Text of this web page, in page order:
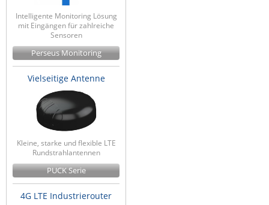
Intelligente Monitoring Lösung
mit Eingängen für zahlreiche
Sensoren
Perseus Monitoring
Vielseitige Antenne
Kleine, starke und flexible LTE
Rundstrahlantennen
PUCK Serie
4G LTE Industrierouter